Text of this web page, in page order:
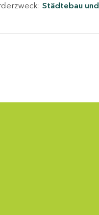
Städtebau und